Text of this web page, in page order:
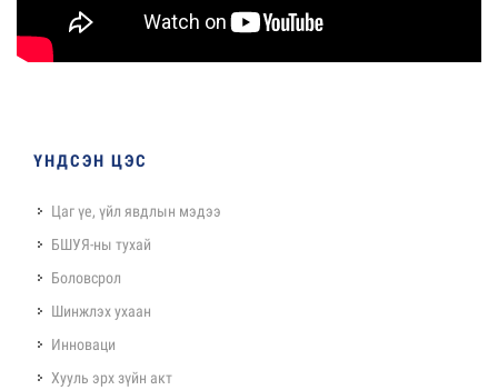
ҮНДСЭН ЦЭС
Цаг үе, үйл явдлын мэдээ
БШУЯ-ны тухай
Боловсрол
Шинжлэх ухаан
Инноваци
Хууль эрх зүйн акт